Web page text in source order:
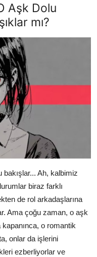
Aşk Dolu
mı?
Ah, kalbimiz
biraz farklı
de rol arkadaşlarına
Ama çoğu zaman, o aşk
o romantik
onlar da işlerini
ezberliyorlar ve